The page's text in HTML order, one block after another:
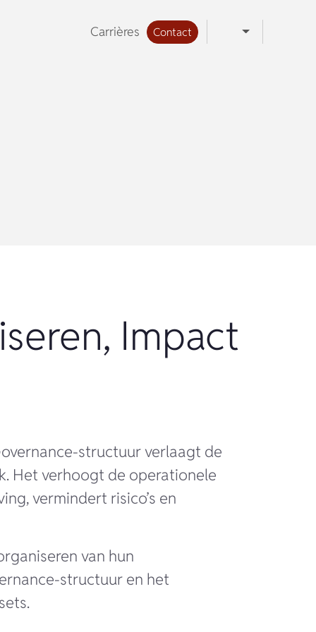
Carrières Contact
Impact
structuur verlaagt de
Het verhoogt de operationele
vermindert risico’s en
van hun
structuur en het